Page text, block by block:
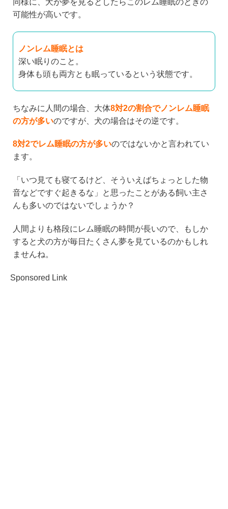
同様に、犬が夢を見るとしたらこのレム睡眠のときの
可能性が高いです。
ノンレム睡眠とは
深い眠りのこと。
身体も頭も両方とも眠っているという状態です。
ちなみに人間の場合、大体8対2の割合でノンレム睡眠
の方が多いのですが、犬の場合はその逆です。
8対2でレム睡眠の方が多いのではないかと言われてい
ます。
「いつ見ても寝てるけど、そういえばちょっとした物
音などですぐ起きるな」と思ったことがある飼い主さ
んも多いのではないでしょうか？
人間よりも格段にレム睡眠の時間が長いので、もしか
すると犬の方が毎日たくさん夢を見ているのかもしれ
ませんね。
Sponsored Link